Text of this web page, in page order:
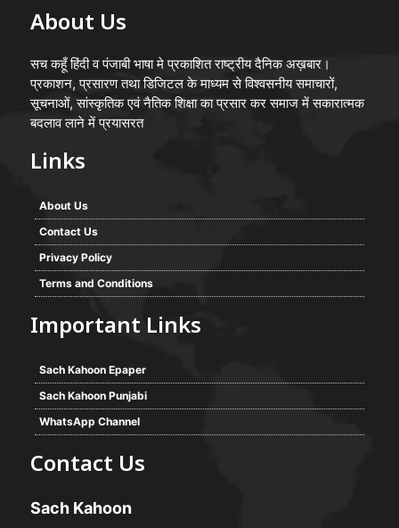
About Us
सच कहूँ हिंदी व पंजाबी भाषा मे प्रकाशित राष्ट्रीय दैनिक अख़बार।
प्रकाशन, प्रसारण तथा डिजिटल के माध्यम से विश्वसनीय समाचारों,
सूचनाओं, सांस्कृतिक एवं नैतिक शिक्षा का प्रसार कर समाज में सकारात्मक
बदलाव लाने में प्रयासरत
Links
About Us
Contact Us
Privacy Policy
Terms and Conditions
Important Links
Sach Kahoon Epaper
Sach Kahoon Punjabi
WhatsApp Channel
Contact Us
Sach Kahoon